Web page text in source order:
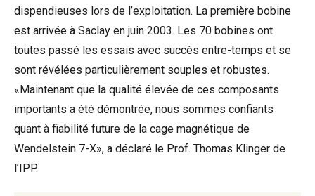
dispendieuses lors de l’exploitation. La première bobine
est arrivée à Saclay en juin 2003. Les 70 bobines ont
toutes passé les essais avec succès entre-temps et se
sont révélées particulièrement souples et robustes.
«Maintenant que la qualité élevée de ces composants
importants a été démontrée, nous sommes confiants
quant à fiabilité future de la cage magnétique de
Wendelstein 7-X», a déclaré le Prof. Thomas Klinger de
l’IPP.